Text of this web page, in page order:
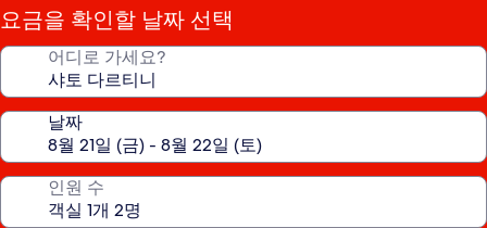
요금을 확인할 날짜 선택
어디로 가세요?
날짜
인원 수